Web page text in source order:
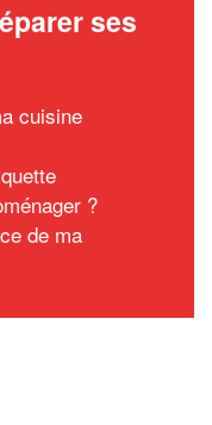
ses
cuisine
?
de ma